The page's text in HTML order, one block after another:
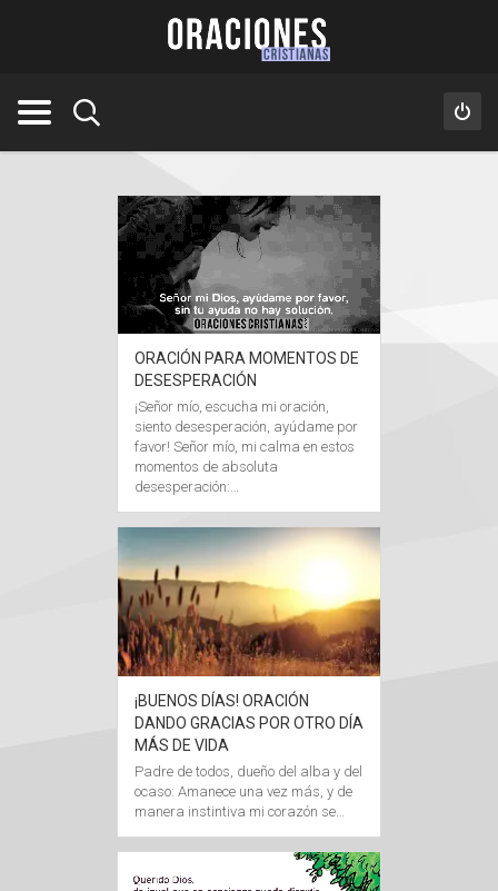
ORACIÓN PARA MOMENTOS DE
DESESPERACIÓN
¡Señor mío, escucha mi oración,
siento desesperación, ayúdame por
favor! Señor mío, mi calma en estos
momentos de absoluta
desesperación:…
¡BUENOS DÍAS! ORACIÓN
DANDO GRACIAS POR OTRO DÍA
MÁS DE VIDA
Padre de todos, dueño del alba y del
ocaso: Amanece una vez más, y de
manera instintiva mi corazón se…